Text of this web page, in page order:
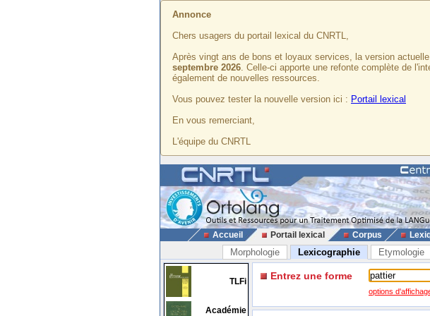
Annonce
Chers usagers du portail lexical du CNRTL,
Après vingt ans de bons et loyaux services, la version
septembre 2026. Celle-ci apporte une refonte complète de
également de nouvelles ressources.
Vous pouvez tester la nouvelle version ici : Portail lexical
En vous remerciant,
L'équipe du CNRTL
Accueil Portail lexical Corpus
Morphologie Lexicographie Etymologie
TLFi
Académie
Entrez une forme
options